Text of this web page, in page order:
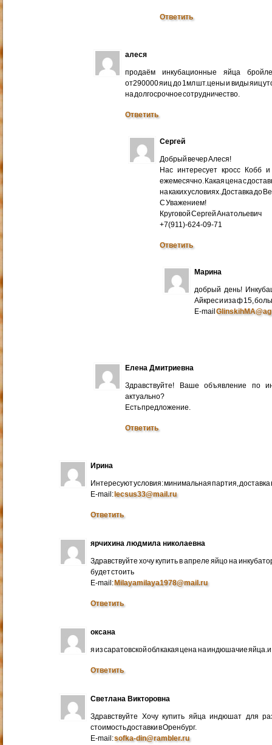
Ответить
алеся
продаём инкубационные яйца
от290000 яиц до 1мл шт.цены и виды яиц
на долгосрочное сотрудничество.
Ответить
Сергей
Добрый вечер Алеся!
Нас интересует кросс Кобб
ежемесячно. Какая цена с
на каких условиях. Доставка до
С Уважением!
Круговой Сергей Анатольевич
+7(911)-624-09-71
Ответить
Марина
добрый день!
Айкрес и иза ф 15,
E-mail
Елена Дмитриевна
Здравствуйте! Ваше объявление по
актуально?
Есть предложение.
Ответить
Ирина
Интересуют условия: минимальная партия, доставка
E-mail:lecsus33@mail.ru
Ответить
ярчихина людмила николаевна
Здравствуйте хочу купить в апреле яйцо на
будет стоить
E-mail:Milayamilaya1978@mail.ru
Ответить
оксана
я из саратовской обл какая цена на индюшачие яйца.и
Ответить
Светлана Викторовна
Здравствуйте Хочу купить яйца индюшат для
стоимость доставки в Оренбург.
E-mail:sofka-din@rambler.ru